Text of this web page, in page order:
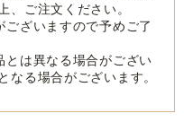
、ご注文ください。
ざいますので予めご了
は異なる場合がござい
なる場合がございます。